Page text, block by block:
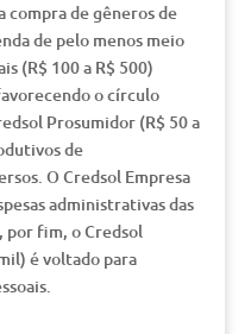
compra de gêneros de
de pelo menos meio
(R$ 100 a R$ 500)
o círculo
Prosumidor (R$ 50 a
de
O Credsol Empresa
administrativas das
por fim, o Credsol
é voltado para